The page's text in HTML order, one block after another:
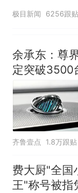
汰？教育局
极目新闻 6256跟贴
余承东：尊
定突破3500
齐鲁壹点 1.8万跟贴
费大厨"全国
王"称号被指